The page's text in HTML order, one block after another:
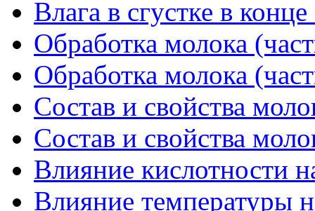
Влага в сгустке в
Обработка молока
Обработка молока
Состав и свойства
Состав и свойства
Влияние кислотности
Влияние температуры